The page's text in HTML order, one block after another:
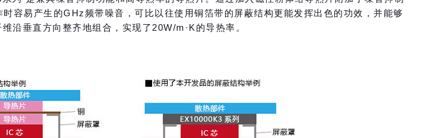
容易产生的GHz频带噪音，可比以往使用铜箔带的屏蔽结构更能发挥出色的功效，并能够
沿垂直方向整齐地组合，实现了20W/m·K的导热率。